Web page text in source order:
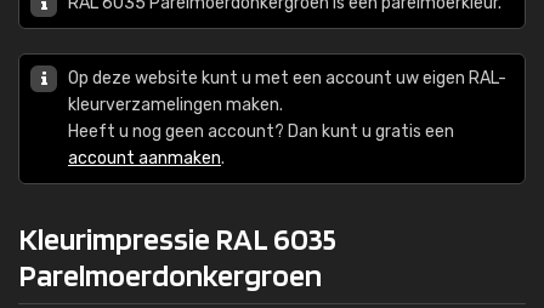
Op deze website kunt u met een account uw eigen RAL-
kleurverzamelingen maken.
Heeft u nog geen account? Dan kunt u gratis een
account aanmaken.
Kleurimpressie RAL 6035
Parelmoerdonkergroen